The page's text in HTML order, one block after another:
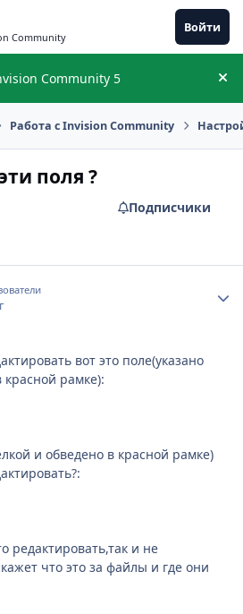
Community
Войти
Community 5
Работа с Invision Community
поля ?
Подписчики
вот это поле(указано
красной рамке):
и обведено в красной рамке)
редактировать,так и не
что это за файлы и где они